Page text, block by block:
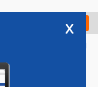
Check in
x